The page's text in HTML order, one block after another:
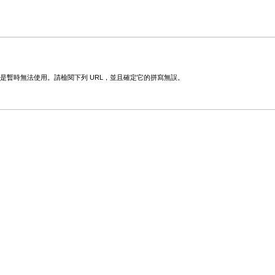
時無法使用。請檢閱下列 URL，並且確定它的拼寫無誤。